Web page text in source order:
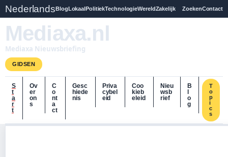
NederlandsBlogLokaalPolitiekTechnologieWereldZakelijk ZoekenContact
Mediaxa.nl
Mediaxa Nieuwsbriefing
GIDSEN
S
t
a
r
t
Ov
er
on
s
C
o
nt
a
ct
Gesc
hiede
nis
Priva
cybel
eid
Coo
kieb
eleid
Nieu
wsb
rief
B
o
g
T
o
p
i
c
s